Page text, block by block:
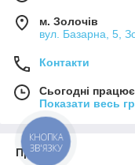
м. Золочів
вул. Базарна, 5,
Контакти
Сьогодні
Показати весь
Про нас
КНОПКА
ЗВ'ЯЗКУ